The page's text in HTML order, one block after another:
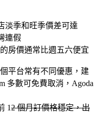
淡季和旺季價差可達
連假
房價通常比週五六便宜
個平台常有不同優惠，建
多數可免費取消，Agoda
12 個月訂價格穩定，出